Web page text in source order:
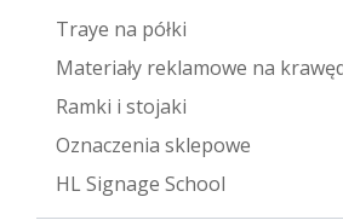
Traye na półki
Materiały reklamowe na
Ramki i stojaki
Oznaczenia sklepowe
HL Signage School